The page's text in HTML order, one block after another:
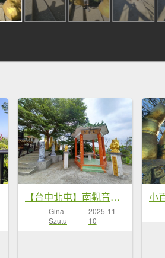
【台中北屯】南觀音山步道
Gina
Szutu
2025-11-
10